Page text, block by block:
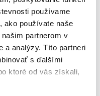
používame
ako používate naše
partnerom v
a analýzy. Títo partneri
s ďalšími
ktoré od vás získali,
je pokrytý matnou farbou s
škrabancom.Má
svetlo na zvolenú
doby prevádzky. Má
vplyvmi vonkajšieho